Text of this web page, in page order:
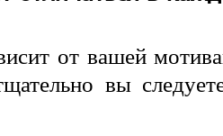
от вашей
вы